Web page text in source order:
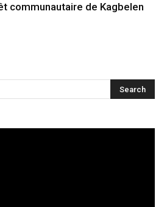
communautaire de Kagbelen